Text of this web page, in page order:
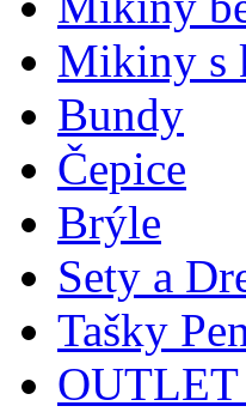
Mikiny s
Bundy
Čepice
Brýle
Sety a
Tašky